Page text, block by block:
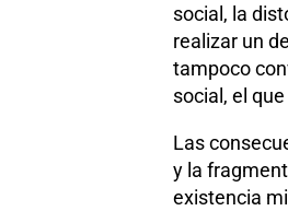
social, la
realizar un
tampoco
social, el
Las
y la
existencia